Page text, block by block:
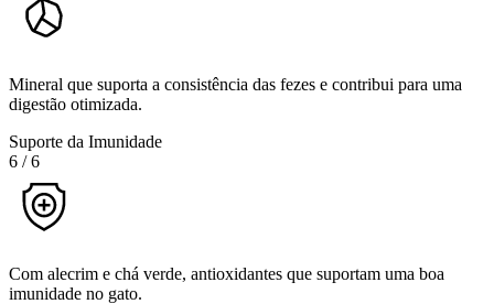
Mineral que suporta a consistência das fezes e contribui para uma
digestão otimizada.
Suporte da Imunidade
6 /6
Com alecrim e chá verde, antioxidantes que suportam uma boa
imunidade no gato.